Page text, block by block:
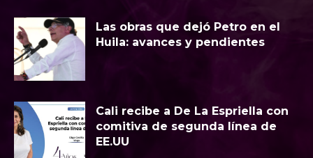
Las obras que dejó Petro en el
Huila: avances y pendientes
Cali recibe a De La Espriella con
comitiva de segunda línea de
EE.UU